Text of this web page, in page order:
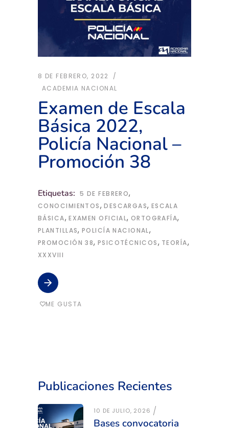
8 DE FEBRERO, 2022
ACADEMIA NACIONAL
Examen de Escala
Básica 2022,
Policía Nacional –
Promoción 38
Etiquetas: 5 DE FEBRERO,
CONOCIMIENTOS,DESCARGAS, ESCALA
BÁSICA,EXAMEN OFICIAL, ORTOGRAFÍA,
PLANTILLAS, POLICÍA NACIONAL,
PROMOCIÓN 38, PSICOTÉCNICOS, TEORÍA,
XXXVIII
arrow_forward
favorite_borderME GUSTA
Publicaciones Recientes
10 DE JULIO, 2026
Bases convocatoria